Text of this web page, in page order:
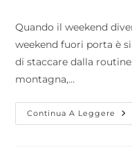
Quando il weekend
weekend fuori porta è
di staccare dalla
montagna,…
Continua A Leggere